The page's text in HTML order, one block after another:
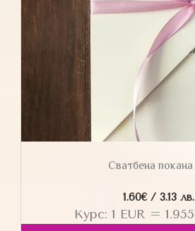
Сватбена
1.60€/ 3.13 лв.
Курс: 1 EUR =